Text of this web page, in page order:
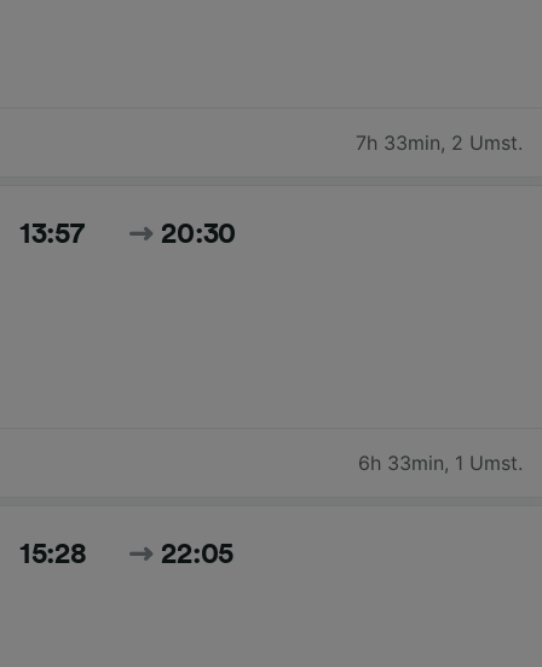
7h 33min, 2 Umst.
13:57 20:30
6h 33min, 1 Umst.
15:28 22:05